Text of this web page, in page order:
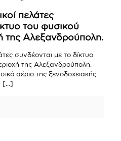
πελάτες
του φυσικού
της Αλεξανδρούπολη.
συνδέονται με το δίκτυο
της Αλεξανδρούπολη.
αέριο της ξενοδοχειακής
[…]